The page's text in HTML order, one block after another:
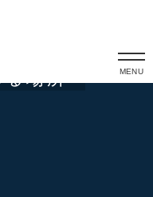
MENU
る場所